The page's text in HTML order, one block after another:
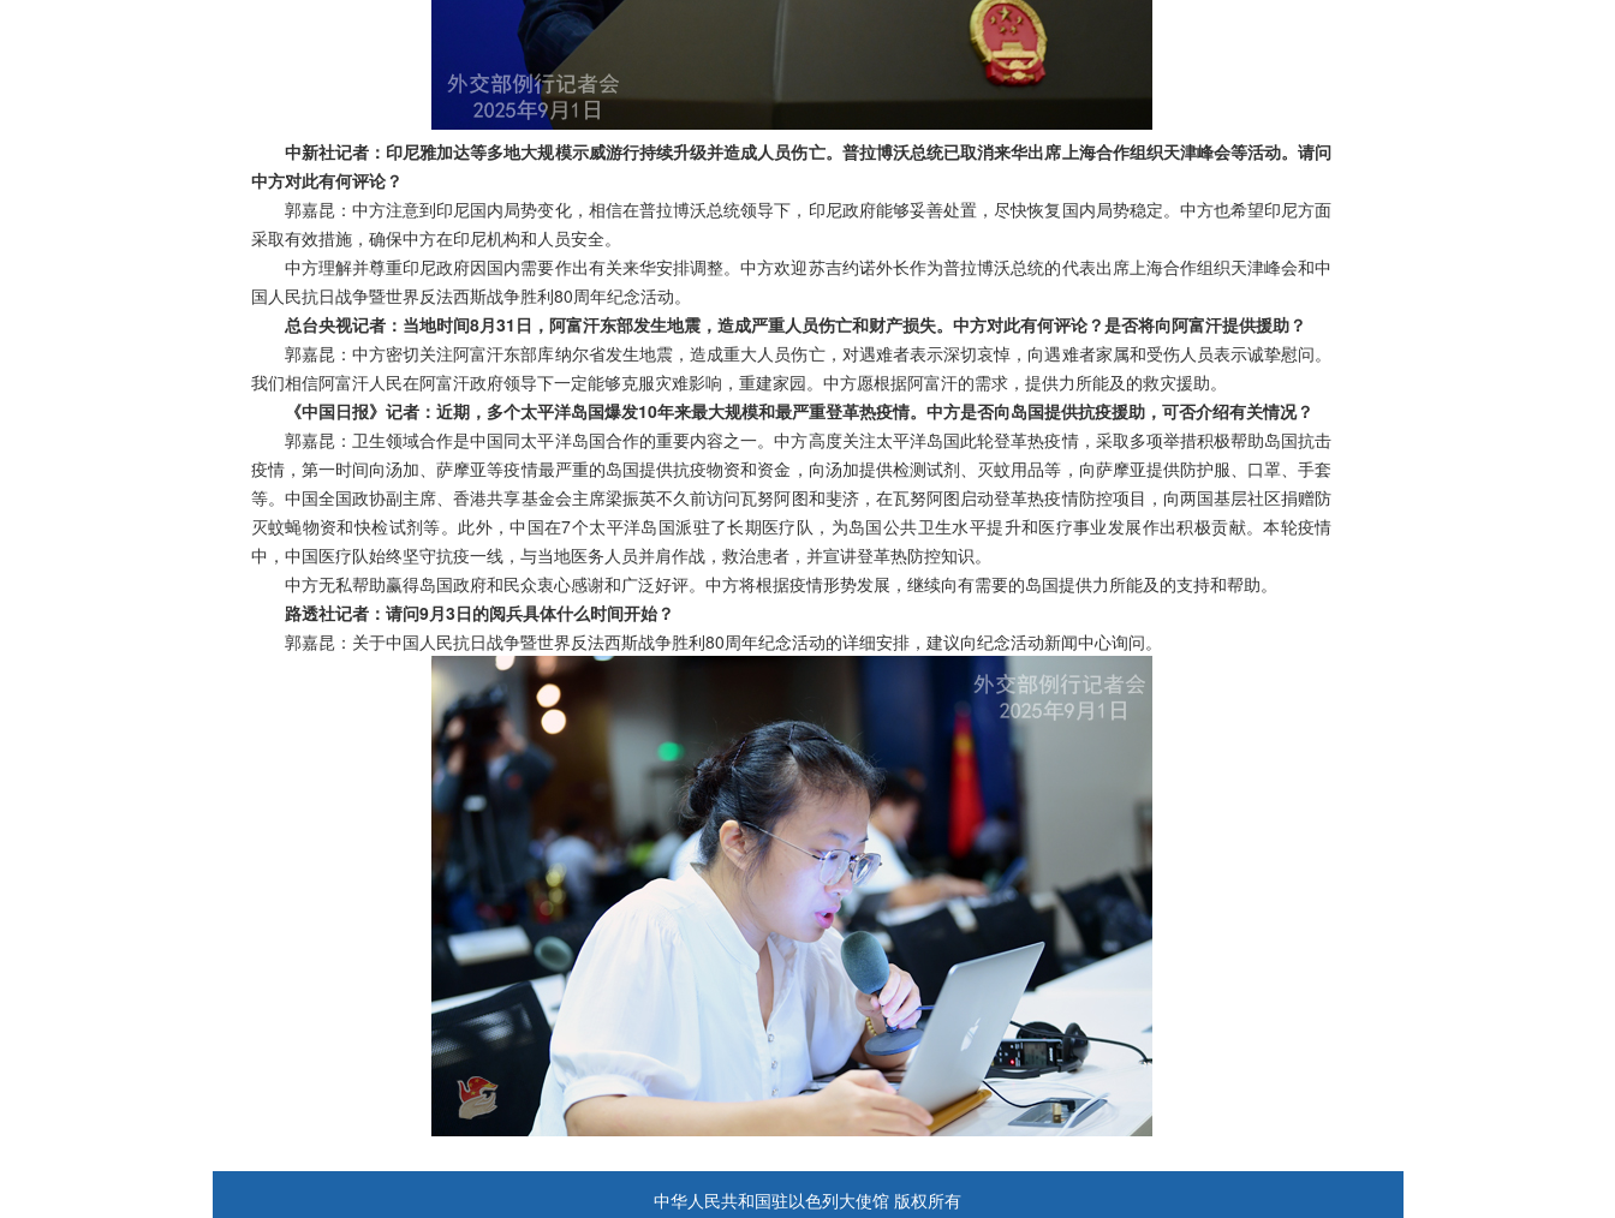
中新社记者：印尼雅加达等多地大规模示威游行持续升级并造成人员伤亡。普拉博沃总统已取消来华出席上海合作组织天津峰会等活动。请问
中方对此有何评论？
郭嘉昆：中方注意到印尼国内局势变化，相信在普拉博沃总统领导下，印尼政府能够妥善处置，尽快恢复国内局势稳定。中方也希望印尼方面
采取有效措施，确保中方在印尼机构和人员安全。
中方理解并尊重印尼政府因国内需要作出有关来华安排调整。中方欢迎苏吉约诺外长作为普拉博沃总统的代表出席上海合作组织天津峰会和中
国人民抗日战争暨世界反法西斯战争胜利80周年纪念活动。
总台央视记者：当地时间8月31日，阿富汗东部发生地震，造成严重人员伤亡和财产损失。中方对此有何评论？是否将向阿富汗提供援助？
郭嘉昆：中方密切关注阿富汗东部库纳尔省发生地震，造成重大人员伤亡，对遇难者表示深切哀悼，向遇难者家属和受伤人员表示诚挚慰问。
我们相信阿富汗人民在阿富汗政府领导下一定能够克服灾难影响，重建家园。中方愿根据阿富汗的需求，提供力所能及的救灾援助。
《中国日报》记者：近期，多个太平洋岛国爆发10年来最大规模和最严重登革热疫情。中方是否向岛国提供抗疫援助，可否介绍有关情况？
郭嘉昆：卫生领域合作是中国同太平洋岛国合作的重要内容之一。中方高度关注太平洋岛国此轮登革热疫情，采取多项举措积极帮助岛国抗击
疫情，第一时间向汤加、萨摩亚等疫情最严重的岛国提供抗疫物资和资金，向汤加提供检测试剂、灭蚊用品等，向萨摩亚提供防护服、口罩、手套
等。中国全国政协副主席、香港共享基金会主席梁振英不久前访问瓦努阿图和斐济，在瓦努阿图启动登革热疫情防控项目，向两国基层社区捐赠防
灭蚊蝇物资和快检试剂等。此外，中国在7个太平洋岛国派驻了长期医疗队，为岛国公共卫生水平提升和医疗事业发展作出积极贡献。本轮疫情
中，中国医疗队始终坚守抗疫一线，与当地医务人员并肩作战，救治患者，并宣讲登革热防控知识。
中方无私帮助赢得岛国政府和民众衷心感谢和广泛好评。中方将根据疫情形势发展，继续向有需要的岛国提供力所能及的支持和帮助。
路透社记者：请问9月3日的阅兵具体什么时间开始？
郭嘉昆：关于中国人民抗日战争暨世界反法西斯战争胜利80周年纪念活动的详细安排，建议向纪念活动新闻中心询问。
中华人民共和国驻以色列大使馆 版权所有